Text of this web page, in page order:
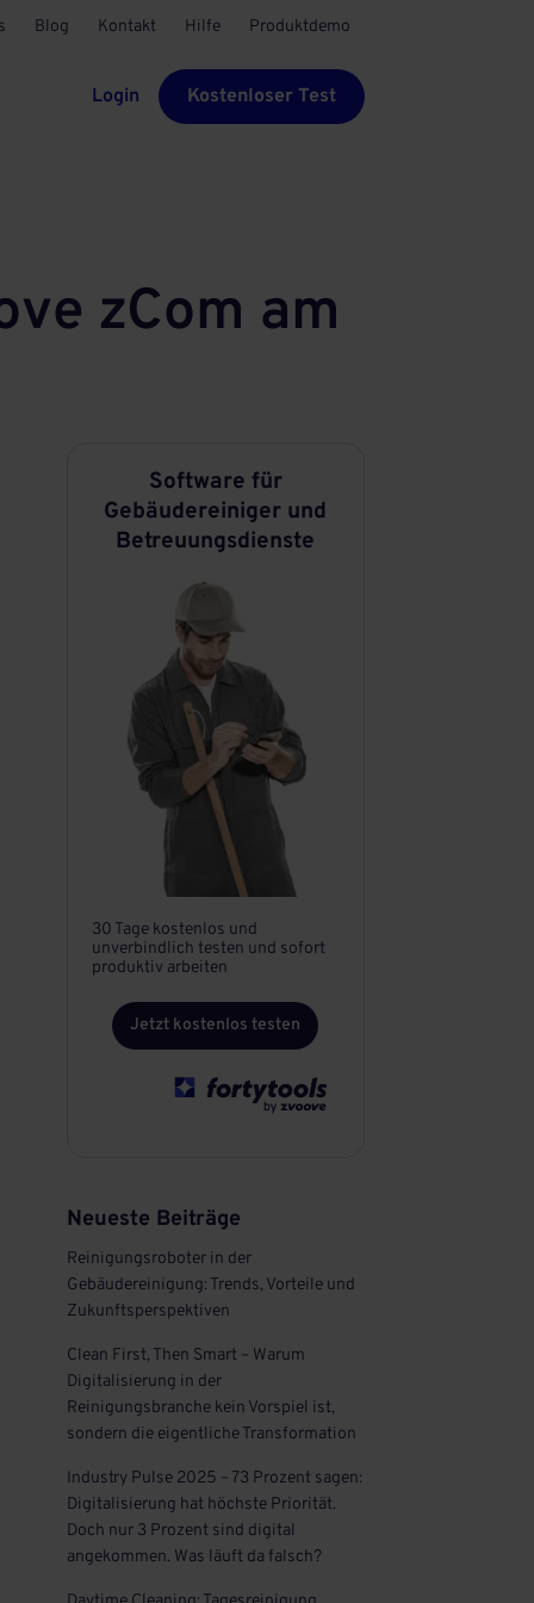
Blog Kontakt Hilfe Produktdemo
Login Kostenloser Test
zCom am
Software für
Gebäudereiniger und
Betreuungsdienste
30 Tage kostenlos und
unverbindlich testen und sofort
produktiv arbeiten
Jetzt kostenlos testen
Neueste Beiträge
Reinigungsroboter in der
Gebäudereinigung: Trends, Vorteile und
Zukunftsperspektiven
Clean First, Then Smart – Warum
Digitalisierung in der
Reinigungsbranche kein Vorspiel ist,
sondern die eigentliche Transformation
Industry Pulse 2025 – 73 Prozent sagen:
Digitalisierung hat höchste Priorität.
Doch nur 3 Prozent sind digital
angekommen. Was läuft da falsch?